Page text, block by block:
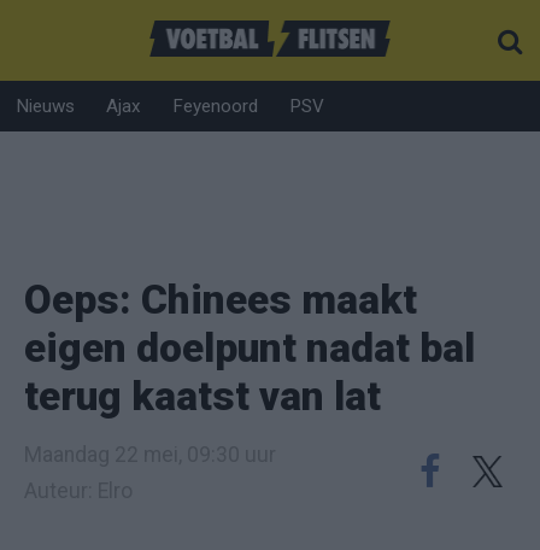
Nieuws Ajax Feyenoord PSV
Oeps: Chinees maakt
eigen doelpunt nadat bal
terug kaatst van lat